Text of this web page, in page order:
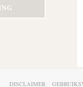
NIEUW VENSTER))
DISCLAIMER